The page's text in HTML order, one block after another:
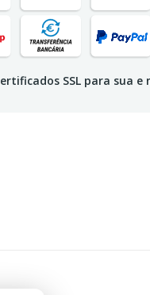
SSL para sua e